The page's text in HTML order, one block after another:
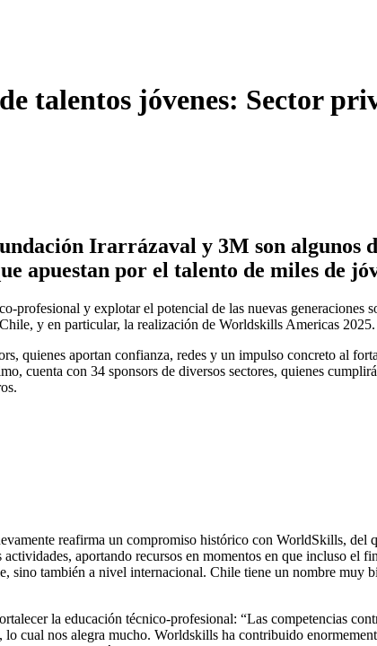
talentos jóvenes: Sector
Irarrázaval y 3M son algunos
apuestan por el talento de miles de
y explotar el potencial de las nuevas generaciones
y en particular, la realización de Worldskills Americas 2025.
quienes aportan confianza, redes y un impulso concreto al
cuenta con 34 sponsors de diversos sectores, quienes
reafirma un compromiso histórico con WorldSkills, del
aportando recursos en momentos en que incluso
también a nivel internacional. Chile tiene un nombre muy
la educación técnico-profesional: “Las competencias
lo cual nos alegra mucho. Worldskills ha contribuido